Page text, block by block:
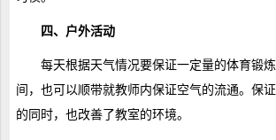
四、户外活动
每天根据天气情况要保证一定量的体育锻
间，也可以顺带就教师内保证空气的流通。保
的同时，也改善了教室的环境。